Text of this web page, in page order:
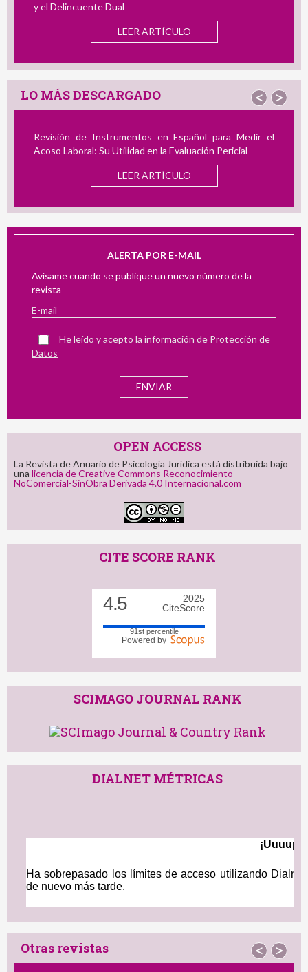
y el Delincuente Dual
LEER ARTÍCULO
LO MÁS DESCARGADO < >
Revisión de Instrumentos en Español para Medir el
Acoso Laboral: Su Utilidad en la Evaluación Pericial
LEER ARTÍCULO
ALERTA POR E-MAIL
Avísame cuando se publique un nuevo número de la
revista
He leído y acepto la información de Protección de
Datos
OPEN ACCESS
La Revista de Anuario de Psicología Jurídica está distribuida bajo
una licencia de Creative Commons Reconocimiento-
NoComercial-SinObra Derivada 4.0 Internacional.com
CITE SCORE RANK
4.5
2025
CiteScore
91st percentile
Powered by
SCIMAGO JOURNAL RANK
DIALNET MÉTRICAS
Otras revistas < >